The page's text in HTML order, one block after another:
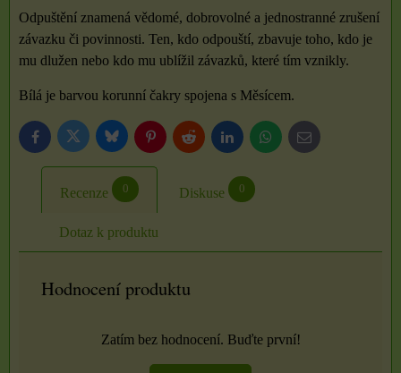
Odpuštění znamená vědomé, dobrovolné a jednostranné zrušení
závazku či povinnosti. Ten, kdo odpouští, zbavuje toho, kdo je
mu dlužen nebo kdo mu ublížil závazků, které tím vznikly.
Bílá je barvou korunní čakry spojena s Měsícem.
FacebookTwitter BlueskyPinterestReddit LinkedInWhatsApp
E-
mail
Recenze 0 Diskuse 0
Dotaz k produktu
Hodnocení produktu
Zatím bez hodnocení. Buďte první!